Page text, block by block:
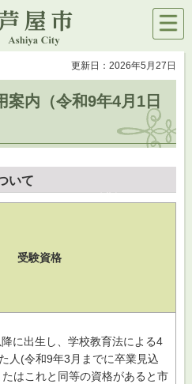
メニ
ュー
更新日：2026年5月27日
案内（令和9年4月1日
いて
受験資格
に出生し、学校教育法による4
人(令和9年3月までに卒業見込
はこれと同等の資格があると市